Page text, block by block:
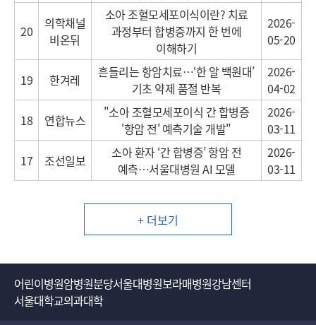
20
의학채널
비온뒤
소아 조혈모세포이식이란? 치료
과정부터 합병증까지 한 번에
이해하기
2026-
05-20
19 한겨레
흔들리는 항암치료…‘한 알 백원대’
기초 약제 품절 반복
2026-
04-02
18
연합뉴스
"소아 조혈모세포이식 간 합병증
'항암 전' 예측기술 개발"
2026-
03-11
17
조선일보
소아 환자 ‘간 합병증’ 항암 전
예측…서울대병원 AI 모델
2026-
03-11
+ 더보기
어린이병원암병원분당서울대병원보라매병원강남센터
서울대학교의과대학